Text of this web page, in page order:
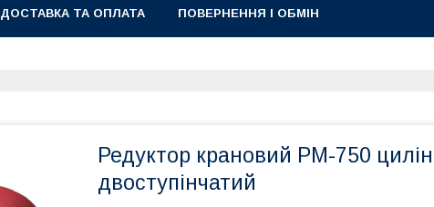
ДОСТАВКА ТА ОПЛАТА ПОВЕРНЕННЯ І ОБМІН
Редуктор крановий РМ-750
двоступінчатий